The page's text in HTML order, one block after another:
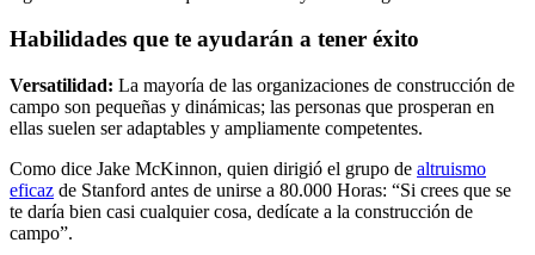
Habilidades que te ayudarán a tener éxito
Versatilidad: La mayoría de las organizaciones de construcción de
campo son pequeñas y dinámicas; las personas que prosperan en
ellas suelen ser adaptables y ampliamente competentes.
Como dice Jake McKinnon, quien dirigió el grupo de altruismo
eficaz de Stanford antes de unirse a 80.000 Horas: “Si crees que se
te daría bien casi cualquier cosa, dedícate a la construcción de
campo”.